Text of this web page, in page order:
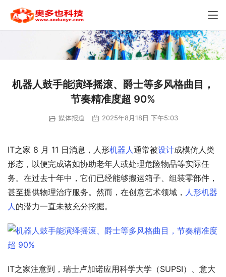
机器人鼓手能演绎摇滚、爵士等多风格曲目，
节奏精准度超 90%
媒体报道 2025年8月18日 下午5:03
IT之家 8 月 11 日消息，人形机器人 通常被设计成模仿人类
形态，以便完成诸如协助老年人或处理危险物品等实际任
务。在过去十年中，它们已经能够搬运箱子、组装零部件，
甚至提供物理治疗服务。然而，在创意艺术领域， 人形机器
人 的潜力一直未被充分挖掘。
IT之家注意到，瑞士卢加诺应用科学大学（SUPSI）、意大